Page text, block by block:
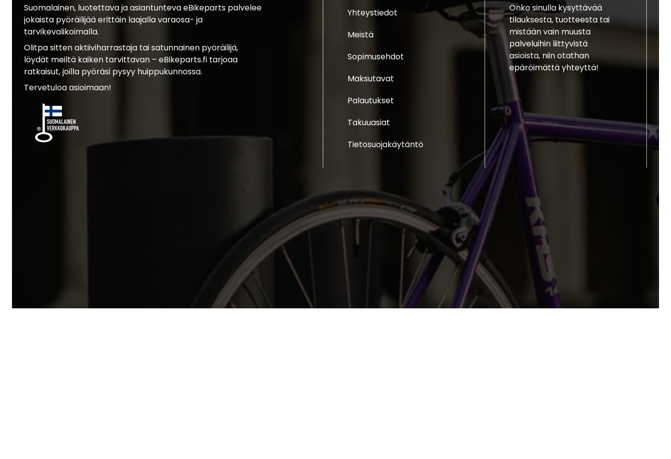
Suomalainen, luotettava ja asiantunteva eBikeparts palvelee
jokaista pyöräilijää erittäin laajalla varaosa- ja
tarvikevalikoimalla.
Olitpa sitten aktiiviharrastaja tai satunnainen pyöräilijä,
löydät meiltä kaiken tarvittavan – eBikeparts.fi tarjoaa
ratkaisut, joilla pyöräsi pysyy huippukunnossa.
Tervetuloa asioimaan!
Yhteystiedot
Meistä
Sopimusehdot
Maksutavat
Palautukset
Takuuasiat
Tietosuojakäytäntö
Onko sinulla kysyttävää
tilauksesta, tuotteesta tai
mistään vain muusta
palveluihin liittyvistä
asioista, niin otathan
epäröimättä yhteyttä!